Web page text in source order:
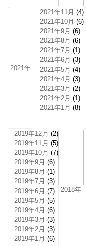
2021年
2021年11月 (4)
2021年10月 (6)
2021年9月 (6)
2021年8月 (6)
2021年7月 (1)
2021年6月 (3)
2021年5月 (4)
2021年4月 (3)
2021年3月 (2)
2021年2月 (1)
2021年1月 (8)
2019年12月 (2)
2019年11月 (5)
2019年10月 (7)
2019年9月 (6)
2019年8月 (1)
2019年7月 (3)
2019年6月 (7)
2019年5月 (5)
2019年4月 (6)
2019年3月 (3)
2019年2月 (3)
2019年1月 (6)
2018年